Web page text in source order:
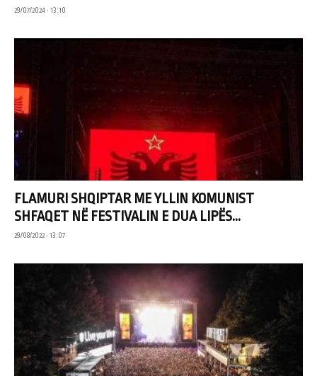
29/07/2024 • 13:10
FLAMURI SHQIPTAR ME YLLIN KOMUNIST
SHFAQET NË FESTIVALIN E DUA LIPËS...
29/08/2022 • 13:07